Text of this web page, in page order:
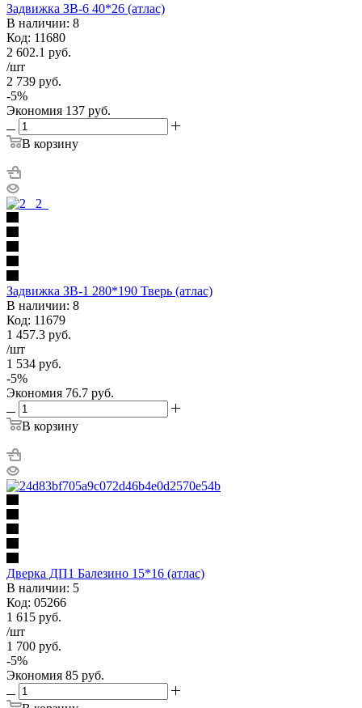
Задвижка ЗВ-6 40*26 (атлас)
В наличии: 8
Код: 11680
2 602.1 руб.
/шт
2 739 руб.
-5%
Экономия 137 руб.
В корзину
Задвижка ЗВ-1 280*190 Тверь (атлас)
В наличии: 8
Код: 11679
1 457.3 руб.
/шт
1 534 руб.
-5%
Экономия 76.7 руб.
В корзину
Дверка ДП1 Балезино 15*16 (атлас)
В наличии: 5
Код: 05266
1 615 руб.
/шт
1 700 руб.
-5%
Экономия 85 руб.